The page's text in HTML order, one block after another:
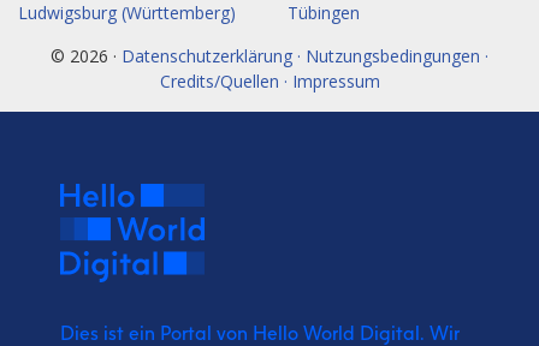
Ludwigsburg (Württemberg)
Tübingen
© 2026 · Datenschutzerklärung · Nutzungsbedingungen ·
Credits/Quellen · Impressum
Dies ist ein Portal von Hello World Digital. Wir